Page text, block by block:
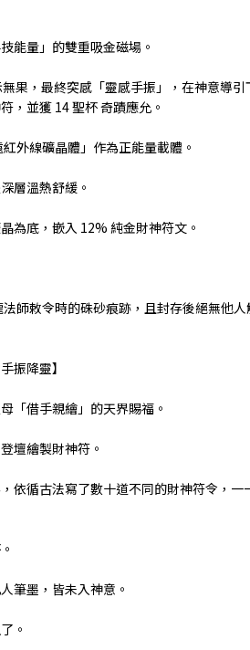
能量」的雙重吸金磁場。
果，最終突感「靈感手振」，在神意導引
，並獲 14 聖杯 奇蹟應允。
外線礦晶體」作為正能量載體。
層溫熱舒緩。
為底，嵌入 12% 純金財神符文。
師敕令時的硃砂痕跡，且封存後絕無他
振降靈】
「借手親繪」的天界賜福。
壇繪製財神符。
依循古法寫了數十道不同的財神符令，
筆墨，皆未入神意。
。